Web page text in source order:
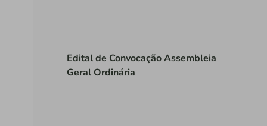
Edital de Convocação Assembleia
Geral Ordinária